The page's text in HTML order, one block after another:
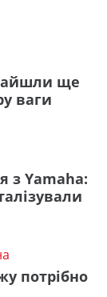
ще
ваги
з Yamaha:
потрібно